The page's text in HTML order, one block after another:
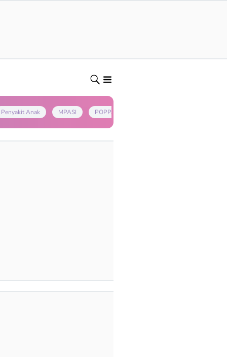
Penyakit Anak MPASI POPPAPA